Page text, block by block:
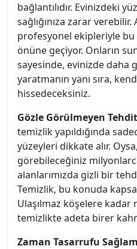
bağlantılıdır. Evinizdeki
sağlığınıza zarar
profesyonel ekipleriyle bu
önüne geçiyor. Onların
sayesinde, evinizde daha
yaratmanın yanı sıra,
hissedeceksiniz.
Gözle Görülmeyen
temizlik yapıldığında
yüzeyleri dikkate alır.
görebileceğiniz
alanlarımızda gizli bir
Temizlik, bu konuda
Ulaşılmaz köşelere
temizlikte adeta birer
Zaman Tasarrufu